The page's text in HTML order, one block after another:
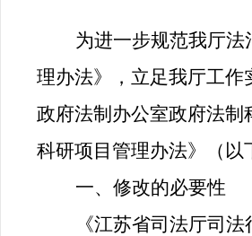
为进一步规范我厅
理办法》，立足我厅工
政府法制办公室政府法
科研项目管理办法》（
一、修改的必要性
《江苏省司法厅司法